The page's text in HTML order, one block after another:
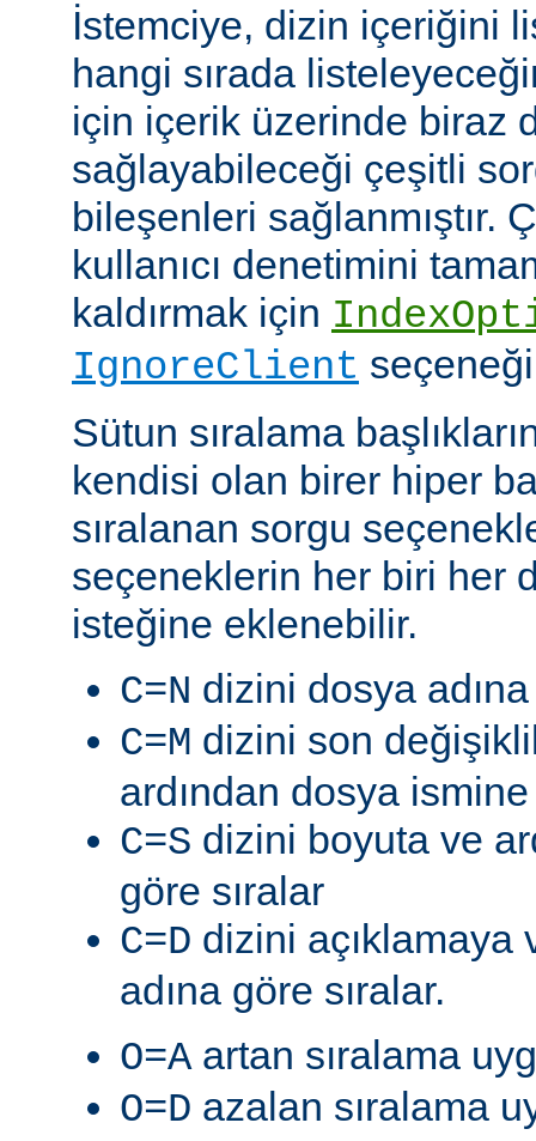
İstemciye, dizin içeriğini
hangi sırada
için içerik üzerinde biraz
sağlayabileceği çeşitli
bileşenleri sağlanmıştır.
kullanıcı denetimini
kaldırmak için
IgnoreClient
Sütun sıralama
kendisi olan birer hiper
sıralanan sorgu
seçeneklerin her biri her
isteğine eklenebilir.
C=N dizini dosya
C=M dizini son
ardından dosya
C=S dizini boyuta ve
göre sıralar
C=D dizini açıklamaya
adına göre sıralar.
O=A artan sıralama
O=D azalan sıralama